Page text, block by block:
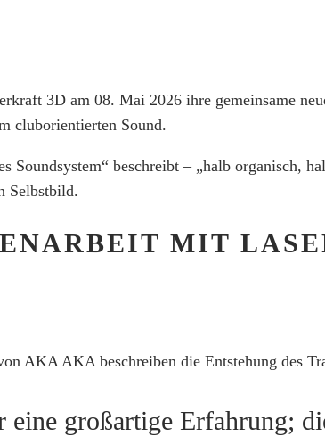
3D am 08. Mai 2026 ihre gemeinsame
cluborientierten Sound.
Soundsystem“ beschreibt – „halb organisch,
Selbstbild.
MIT
AKA AKA beschreiben die Entstehung des
großartige Erfahrung;